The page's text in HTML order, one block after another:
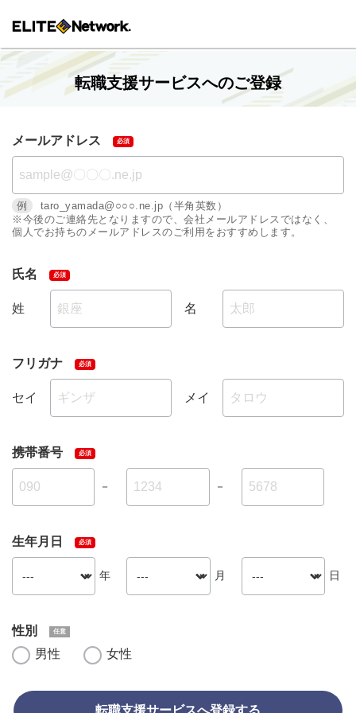
転職支援サービスへのご登録
メールアドレス
例
taro_yamada@○○○.ne.jp（半角英数）
※今後のご連絡先となりますので、会社メールアドレスではなく、
個人でお持ちのメールアドレスのご利用をおすすめします。
氏名
姓 名
フリガナ
セイ メイ
携帯番号
－ －
生年月日
年 月 日
性別
男性
女性
転職支援サービスへ登録する